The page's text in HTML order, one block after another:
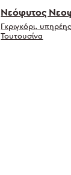
Νεόφυτος
Γκριγκόρι,
Τουτουσίνα